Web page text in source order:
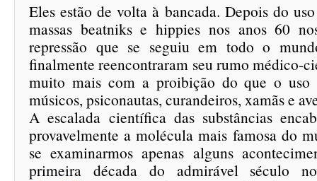
Eles estão de volta à bancada. Depois do
massas beatniks e hippies nos anos 60
repressão que se seguiu em todo o
finalmente reencontraram seu rumo médico-
muito mais com a proibição do que o uso
músicos, psiconautas, curandeiros, xamãs e
A escalada científica das substâncias
provavelmente a molécula mais famosa do
se examinarmos apenas alguns
primeira década do admirável século